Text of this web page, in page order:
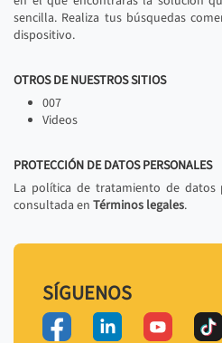
sencilla. Realiza tus búsquedas
dispositivo.
OTROS DE NUESTROS SITIOS
007
Videos
PROTECCIÓN DE DATOS PERSONALES
La política de tratamiento de datos
consultada en Términos legales.
SÍGUENOS